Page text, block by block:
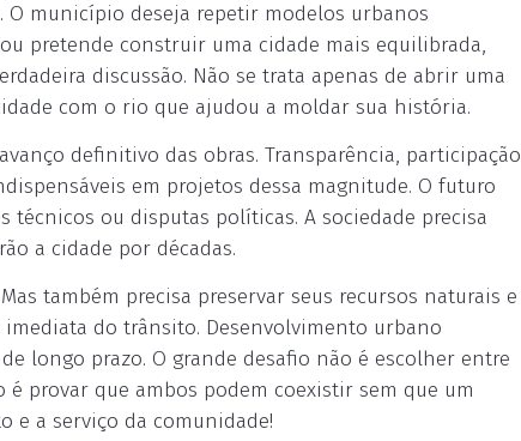
município deseja repetir modelos urbanos
pretende construir uma cidade mais equilibrada,
discussão. Não se trata apenas de abrir uma
com o rio que ajudou a moldar sua história.
definitivo das obras. Transparência, participação
em projetos dessa magnitude. O futuro
ou disputas políticas. A sociedade precisa
a cidade por décadas.
também precisa preservar seus recursos naturais e
do trânsito. Desenvolvimento urbano
longo prazo. O grande desafio não é escolher entre
provar que ambos podem coexistir sem que um
e a serviço da comunidade!